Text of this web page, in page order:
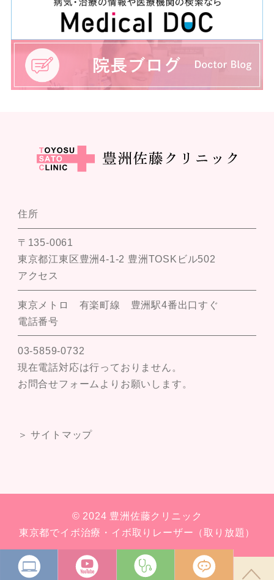
住所
〒135-0061
東京都江東区豊洲4-1-2 豊洲TOSKビル502
アクセス
東京メトロ 有楽町線 豊洲駅4番出口すぐ
電話番号
03-5859-0732
現在電話対応は行っておりません。
お問合せフォームよりお願いします。
＞ サイトマップ
© 2024 豊洲佐藤クリニック
東京都でイボ治療・イボ取りレーザー（取り放題）